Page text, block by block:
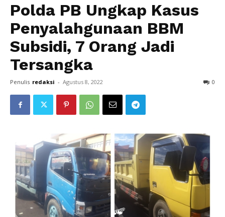
Polda PB Ungkap Kasus
Penyalahgunaan BBM
Subsidi, 7 Orang Jadi
Tersangka
Penulis redaksi - Agustus 8, 2022 0